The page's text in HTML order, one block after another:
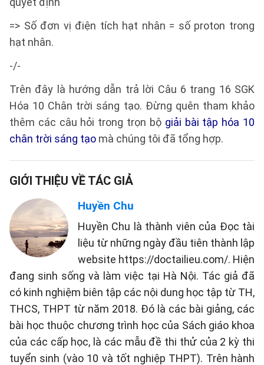
=> Số đơn vị điện tích hạt nhân = số proton trong
hạt nhân.
-/-
Trên đây là hướng dẫn trả lời Câu 6 trang 16 SGK
Hóa 10 Chân trời sáng tạo. Đừng quên tham khảo
thêm các câu hỏi trong trọn bộ giải bài tập hóa 10
chân trời sáng tạo mà chúng tôi đã tổng hợp.
GIỚI THIỆU VỀ TÁC GIẢ
Huyền Chu
Huyền Chu là thành viên của Đọc tài
liệu từ những ngày đầu tiên thành lập
website https://doctailieu.com/. Hiện
đang sinh sống và làm việc tại Hà Nội. Tác giả đã
có kinh nghiệm biên tập các nội dung học tập từ TH,
THCS, THPT từ năm 2018. Đó là các bài giảng, các
bài học thuộc chương trình học của Sách giáo khoa
của các cấp học, là các mẫu đề thi thử của 2 kỳ thi
tuyển sinh (vào 10 và tốt nghiệp THPT). Trên hành